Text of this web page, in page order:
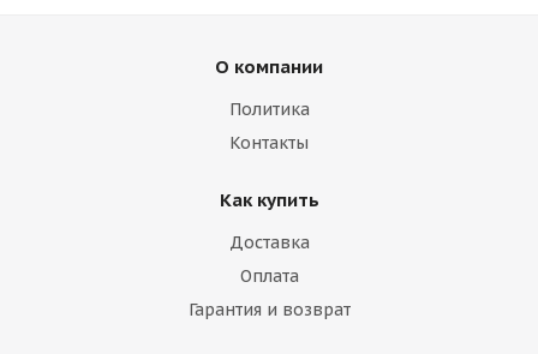
О компании
Политика
Контакты
Как купить
Доставка
Оплата
Гарантия и возврат